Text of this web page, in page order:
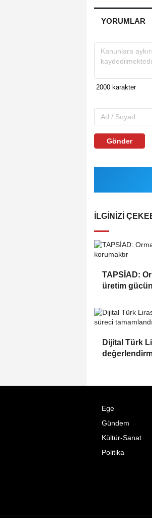
YORUMLAR
Gönder
İLGINIZI
TAPSİAD:
üretim
Dijital Türk
Ege
Gündem
Kültür-Sanat
Politika